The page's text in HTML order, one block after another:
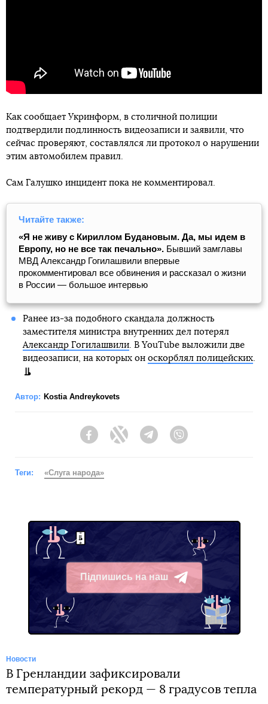
Как сообщает Укринформ, в столичной полиции
подтвердили подлинность видеозаписи и заявили, что
сейчас проверяют, составлялся ли протокол о нарушении
этим автомобилем правил.
Сам Галушко инцидент пока не комментировал.
Читайте также:
«Я не живу с Кириллом Будановым. Да, мы идем в
Европу, но не все так печально». Бывший замглавы
МВД Александр Гогилашвили впервые
прокомментировал все обвинения и рассказал о жизни
в России — большое интервью
Ранее из-за подобного скандала должность
заместителя министра внутренних дел потерял
Александр Гогилашвили. В YouTube выложили две
видеозаписи, на которых он оскорблял полицейских.
Автор: Kostia Andreykovets
FacebookTwitter Telegram
Теги: «Слуга народа»
Підпишись на наш
Telegram
Новости
В Гренландии зафиксировали
температурный рекорд — 8 градусов тепла